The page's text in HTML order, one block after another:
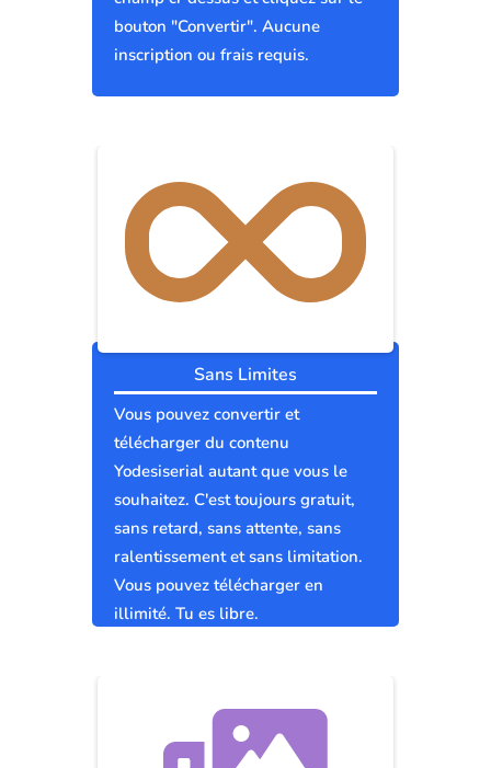
bouton "Convertir". Aucune
inscription ou frais requis.
Sans Limites
Vous pouvez convertir et
télécharger du contenu
Yodesiserial autant que vous le
souhaitez. C'est toujours gratuit,
sans retard, sans attente, sans
ralentissement et sans limitation.
Vous pouvez télécharger en
illimité. Tu es libre.